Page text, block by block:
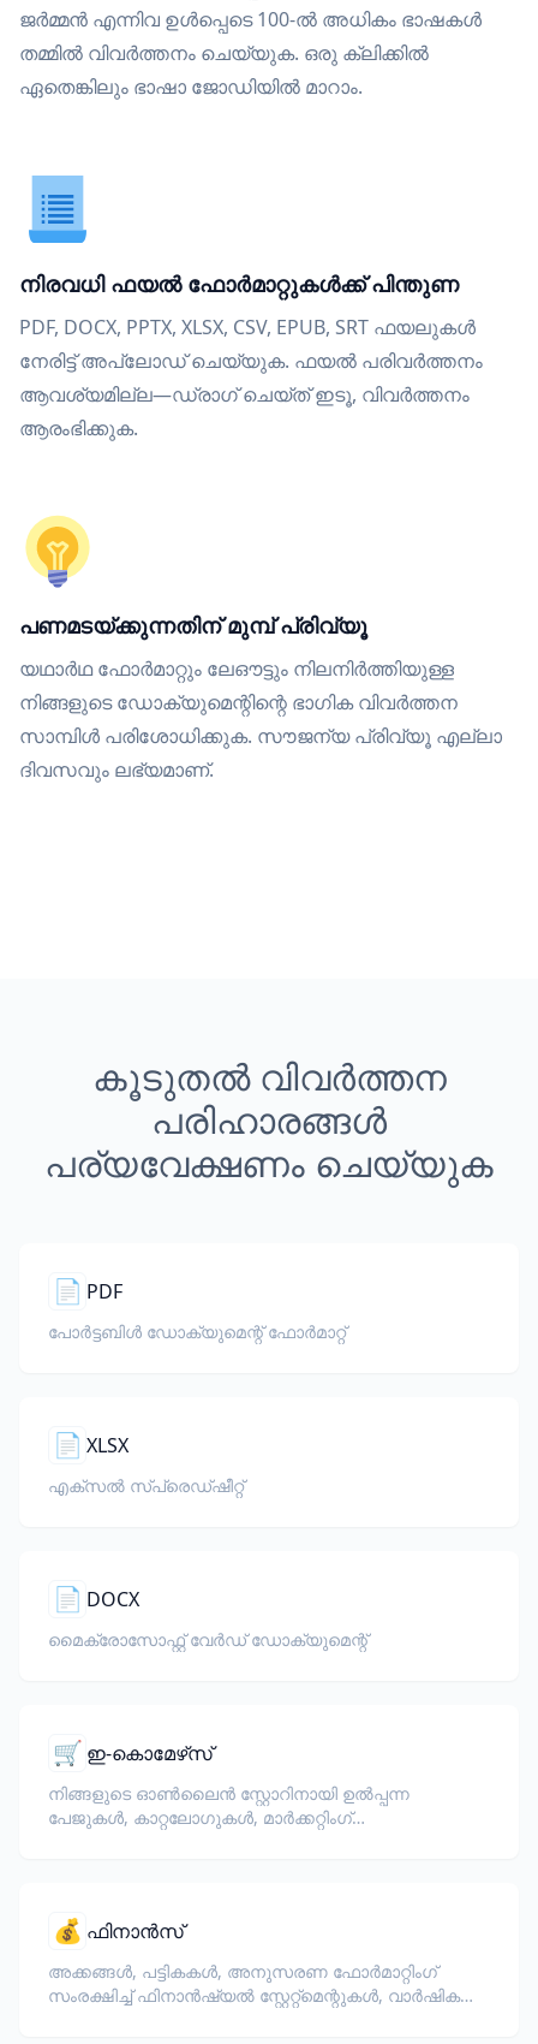
ജർമ്മൻ എന്നിവ ഉൾപ്പെടെ 100-ൽ അധികം ഭാഷകൾ
തമ്മിൽ വിവർത്തനം ചെയ്യുക. ഒരു ക്ലിക്കിൽ
ഏതെങ്കിലും ഭാഷാ ജോഡിയിൽ മാറാം.
നിരവധി ഫയൽ ഫോർമാറ്റുകൾക്ക് പിന്തുണ
PDF, DOCX, PPTX, XLSX, CSV, EPUB, SRT ഫയലുകൾ
നേരിട്ട് അപ്‌ലോഡ് ചെയ്യുക. ഫയൽ പരിവർത്തനം
ആവശ്യമില്ല—ഡ്രാഗ് ചെയ്ത് ഇടൂ, വിവർത്തനം
ആരംഭിക്കുക.
പണമടയ്ക്കുന്നതിന് മുമ്പ് പ്രിവ്യൂ
യഥാർഥ ഫോർമാറ്റും ലേഔട്ടും നിലനിർത്തിയുള്ള
നിങ്ങളുടെ ഡോക്യുമെന്റിന്റെ ഭാഗിക വിവർത്തന
സാമ്പിൾ പരിശോധിക്കുക. സൗജന്യ പ്രിവ്യൂ എല്ലാ
ദിവസവും ലഭ്യമാണ്.
കൂടുതൽ വിവർത്തന
പരിഹാരങ്ങൾ
പര്യവേക്ഷണം ചെയ്യുക
📄 PDF
പോർട്ടബിൾ ഡോക്യുമെന്റ് ഫോർമാറ്റ്
📄 XLSX
എക്സൽ സ്പ്രെഡ്ഷീറ്റ്
📄 DOCX
മൈക്രോസോഫ്റ്റ് വേർഡ് ഡോക്യുമെന്റ്
🛒 ഇ-കൊമേഴ്‌സ്
നിങ്ങളുടെ ഓൺലൈൻ സ്റ്റോറിനായി ഉൽപ്പന്ന
പേജുകൾ, കാറ്റലോഗുകൾ, മാർക്കറ്റിംഗ്
💰 ഫിനാൻസ്
അക്കങ്ങൾ, പട്ടികകൾ, അനുസരണ ഫോർമാറ്റിംഗ്
സംരക്ഷിച്ച് ഫിനാൻഷ്യൽ സ്റ്റേറ്റ്മെന്റുകൾ, വാർഷിക